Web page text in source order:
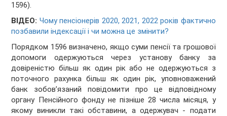
1596).
ВІДЕО: Чому пенсіонерів 2020, 2021, 2022 років фактично
позбавили індексації і чи можна це змінити?
Порядком 1596 визначено, якщо суми пенсії та грошової
допомоги одержуються через установу банку за
довіреністю більш як один рік або не одержуються з
поточного рахунка більш як один рік, уповноважений
банк зобов’язаний повідомити про це відповідному
органу Пенсійного фонду не пізніше 28 числа місяця, у
якому виникли такі обставини, а одержувач - подати